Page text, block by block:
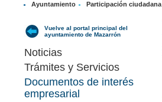
Ayuntamiento Participación ciudadana
Vuelve al portal principal del
ayuntamiento de Mazarrón
Noticias
Trámites y Servicios
Documentos de interés
empresarial